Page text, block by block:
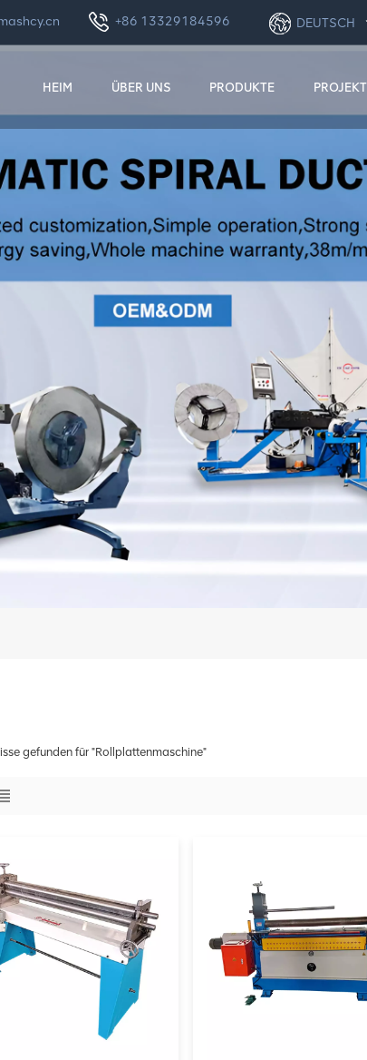
DEUTSCH
+86 13329184596
HEIM ÜBER UNS PRODUKTE
gefunden für "Rollplattenmaschine"